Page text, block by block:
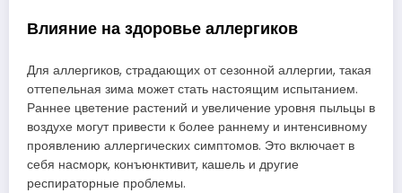
Влияние на здоровье аллергиков
Для аллергиков, страдающих от сезонной аллергии, такая
оттепельная зима может стать настоящим испытанием.
Раннее цветение растений и увеличение уровня пыльцы в
воздухе могут привести к более раннему и интенсивному
проявлению аллергических симптомов. Это включает в
себя насморк, конъюнктивит, кашель и другие
респираторные проблемы.